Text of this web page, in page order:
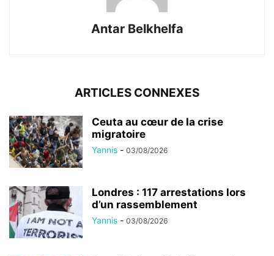
Antar Belkhelfa
ARTICLES CONNEXES
Ceuta au cœur de la crise
migratoire
Yannis - 03/08/2026
Londres : 117 arrestations lors
d’un rassemblement
Yannis - 03/08/2026